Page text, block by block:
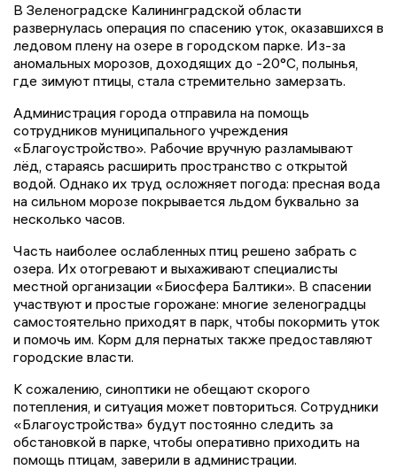
В Зеленоградске Калининградской области
развернулась операция по спасению уток, оказавшихся в
ледовом плену на озере в городском парке. Из-за
аномальных морозов, доходящих до -20°C, полынья,
где зимуют птицы, стала стремительно замерзать.
Администрация города отправила на помощь
сотрудников муниципального учреждения
«Благоустройство». Рабочие вручную разламывают
лёд, стараясь расширить пространство с открытой
водой. Однако их труд осложняет погода: пресная вода
на сильном морозе покрывается льдом буквально за
несколько часов.
Часть наиболее ослабленных птиц решено забрать с
озера. Их отогревают и выхаживают специалисты
местной организации «Биосфера Балтики». В спасении
участвуют и простые горожане: многие зеленоградцы
самостоятельно приходят в парк, чтобы покормить уток
и помочь им. Корм для пернатых также предоставляют
городские власти.
К сожалению, синоптики не обещают скорого
потепления, и ситуация может повториться. Сотрудники
«Благоустройства» будут постоянно следить за
обстановкой в парке, чтобы оперативно приходить на
помощь птицам, заверили в администрации.